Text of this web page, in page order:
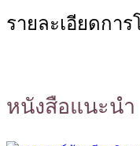
รายละเอียดการ
หนังสือแนะนำ